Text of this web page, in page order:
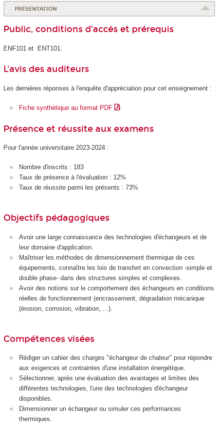
PRÉSENTATION
Public, conditions d’accès et prérequis
ENF101 et ENT101.
L'avis des auditeurs
Les dernières réponses à l'enquête d'appréciation pour cet enseignement :
Fiche synthétique au format PDF
Présence et réussite aux examens
Pour l'année universitaire 2023-2024 :
Nombre d'inscrits : 183
Taux de présence à l'évaluation : 12%
Taux de réussite parmi les présents : 73%
Objectifs pédagogiques
Avoir une large connaissance des technologies d'échangeurs et de
leur domaine d'application.
Maîtriser les méthodes de dimensionnement thermique de ces
équipements, connaître les lois de transfert en convection -simple et
double phase- dans des structures simples et complexes.
Avoir des notions sur le comportement des échangeurs en conditions
réelles de fonctionnement (encrassement, dégradation mécanique
(érosion, corrosion, vibration, ...).
Compétences visées
Rédiger un cahier des charges "échangeur de chaleur" pour répondre
aux exigences et contraintes d'une installation énergétique.
Sélectionner, après une évaluation des avantages et limites des
différentes technologies, l'une des technologies d'échangeur
disponibles.
Dimensionner un échangeur ou simuler ces performances
thermiques.